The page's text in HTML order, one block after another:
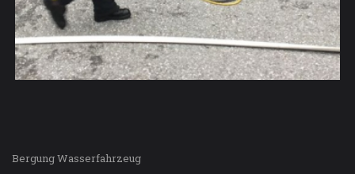
Bergung Wasserfahrzeug